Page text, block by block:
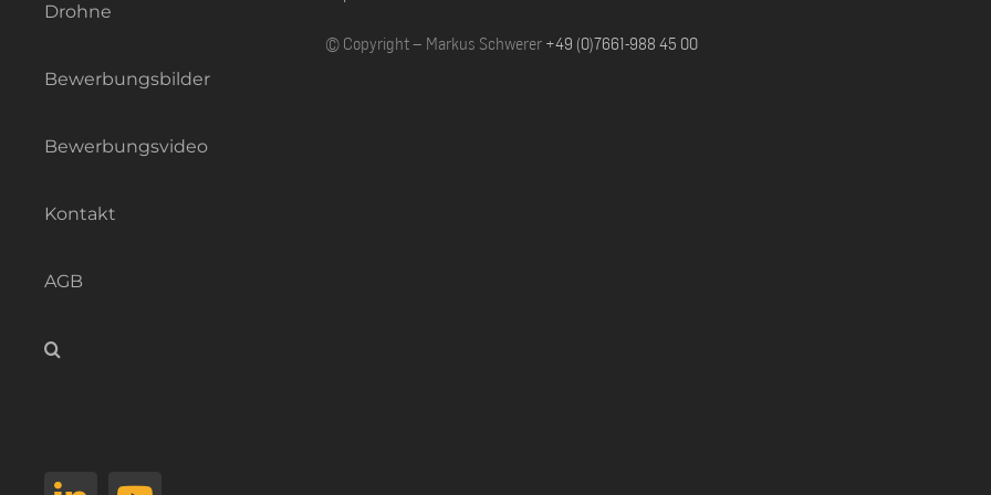
Drohne
Bewerbungsbilder
Bewerbungsvideo
Kontakt
AGB
© Copyright – Markus Schwerer +49 (0)7661-988 45 00